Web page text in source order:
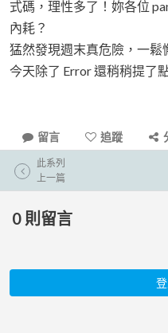
式碼，理性多了！妳各位
內耗？
猛然發現週末真危險，一鬆
今天除了 Error 還稍稍提了
留言 追蹤
此系列
上一篇
0 則留言